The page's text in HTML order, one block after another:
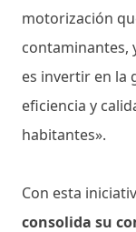
motorización
contaminantes,
es invertir en la
eficiencia y
habitantes».
Con esta
consolida su